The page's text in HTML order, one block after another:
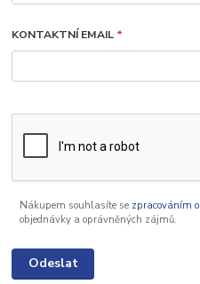
KONTAKTNÍ EMAIL *
Nákupem souhlasíte se zpracováním
objednávky a oprávněných zájmů.